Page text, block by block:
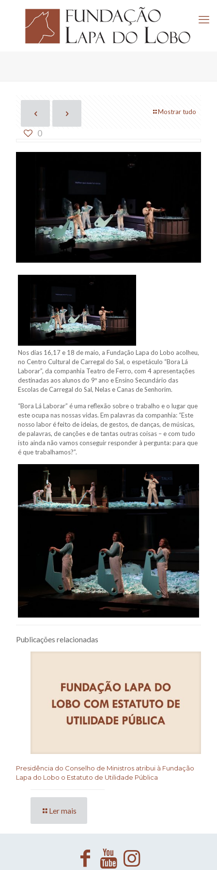
Mostrar tudo
0
Nos dias 16,17 e 18 de maio, a Fundação Lapa do Lobo acolheu,
no Centro Cultural de Carregal do Sal, o espetáculo “Bora Lá
Laborar”, da companhia Teatro de Ferro, com 4 apresentações
destinadas aos alunos do 9º ano e Ensino Secundário das
Escolas de Carregal do Sal, Nelas e Canas de Senhorim.
“Bora Lá Laborar” é uma reflexão sobre o trabalho e o lugar que
este ocupa nas nossas vidas. Em palavras da companhia: “Este
nosso labor é feito de ideias, de gestos, de danças, de músicas,
de palavras, de canções e de tantas outras coisas – e com tudo
isto ainda não vamos conseguir responder à pergunta: para que
é que trabalhamos?”.
Publicações relacionadas
Presidência do Conselho de Ministros atribui à Fundação
Lapa do Lobo o Estatuto de Utilidade Pública
Ler mais